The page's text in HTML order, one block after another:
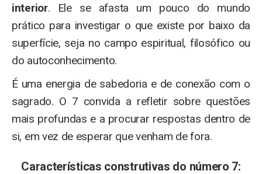
interior. Ele se afasta um pouco do mundo
prático para investigar o que existe por baixo da
superfície, seja no campo espiritual, filosófico ou
do autoconhecimento.
É uma energia de sabedoria e de conexão com o
sagrado. O 7 convida a refletir sobre questões
mais profundas e a procurar respostas dentro de
si, em vez de esperar que venham de fora.
Características construtivas do número 7: